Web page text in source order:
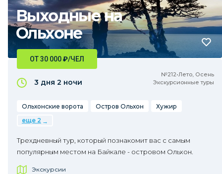
Выходные на
Ольхоне
№212•Лето, Осень
Экскурсионные туры
ОТ 30 000₽/ЧЕЛ
3 дня 2 ночи
Ольхонские ворота Остров Ольхон
Хужир
еще 2
Трехдневный тур, который познакомит вас с самым
популярным местом на Байкале - островом Ольхон.
Экскурсии